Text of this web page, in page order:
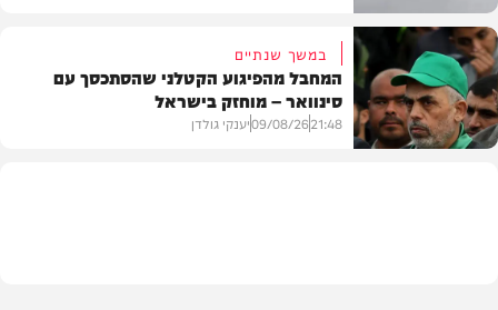
משטרה
במשך שנתיים
המחבל מהפיגוע הקטלני שהסתכסך עם
סינוואר – מוחזק בישראל
21:48
09/08/26יענקי גולדן